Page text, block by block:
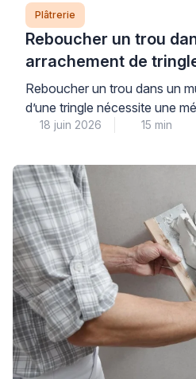
Plâtrerie
Reboucher un trou
arrachement de
professionnelle
Reboucher un trou dans un
d’une tringle nécessite une
garantir à la fois une finition
souvent les particuliers, qui
inesthétique ou une nouvelle
support. La clé d’une
trois piliers […]
18 juin 2026 15 min